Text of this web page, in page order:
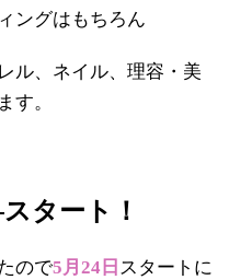
ングはもちろん
ル、ネイル、理容・美
す。
スタート！
ので5月24日 スタートに